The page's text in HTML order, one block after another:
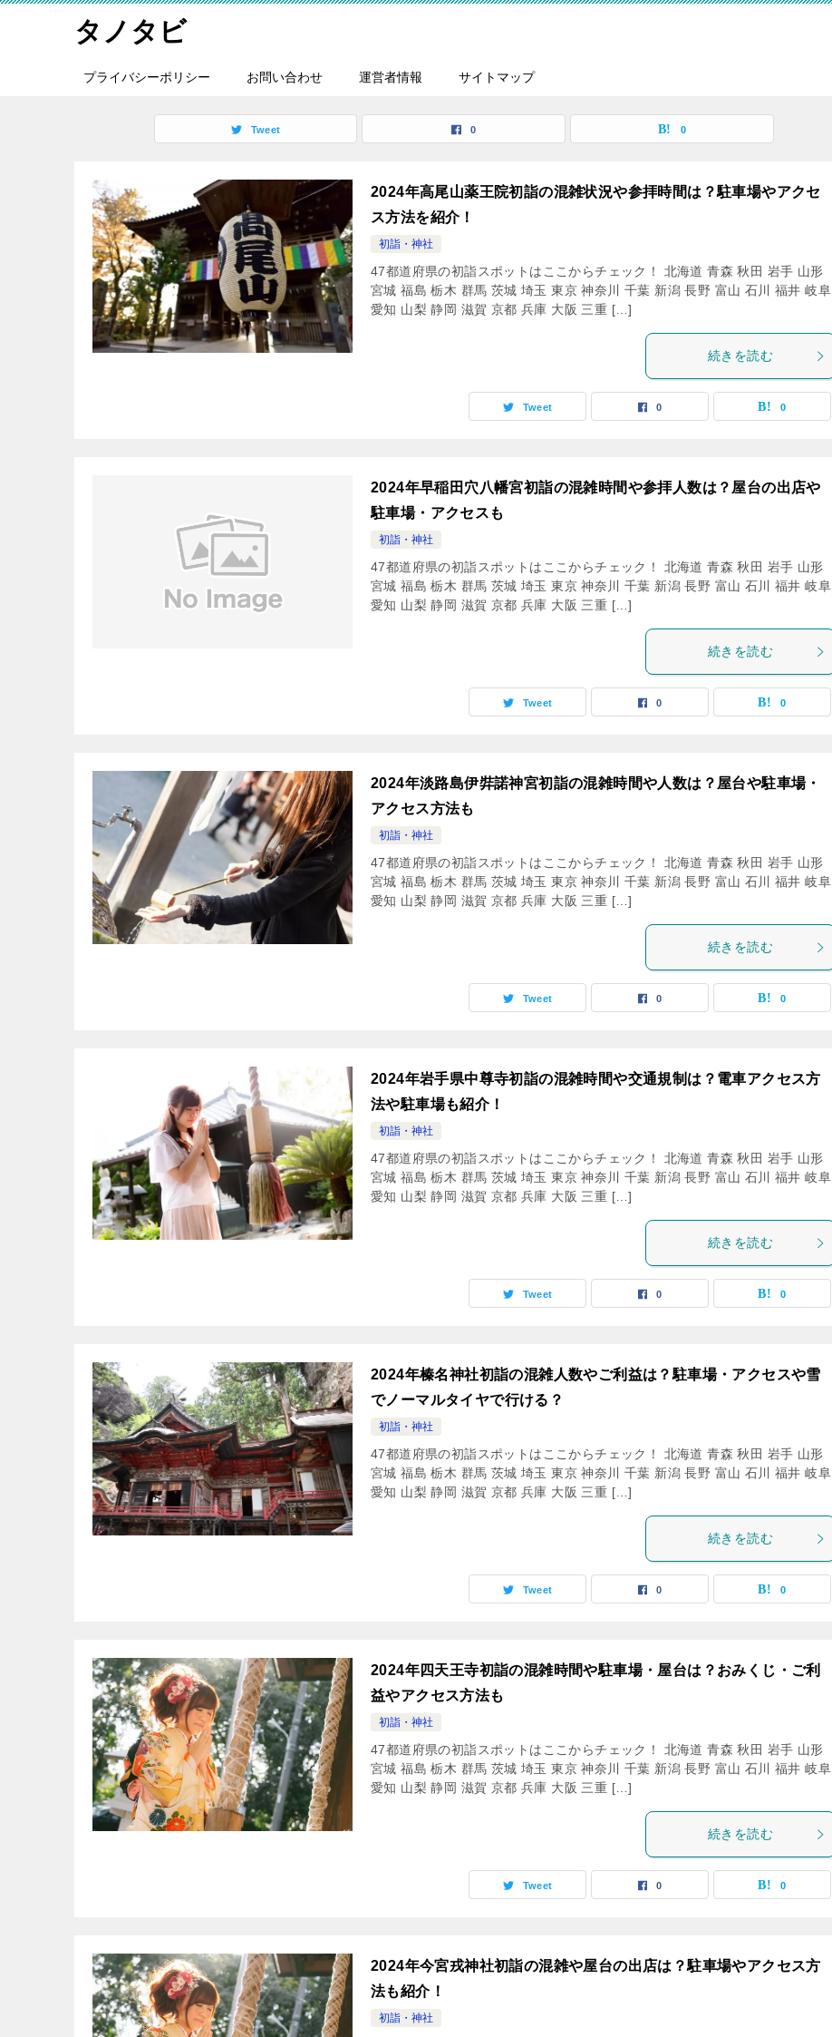
タノタビ
プライバシーポリシー お問い合わせ 運営者情報 サイトマップ
Tweet 0 0
2024年高尾山薬王院初詣の混雑状況や参拝時間は？駐車場やアクセ
ス方法を紹介！
初詣・神社
47都道府県の初詣スポットはここからチェック！ 北海道 青森 秋田 岩手 山形
宮城 福島 栃木 群馬 茨城 埼玉 東京 神奈川 千葉 新潟 長野 富山 石川 福井 岐阜
愛知 山梨 静岡 滋賀 京都 兵庫 大阪 三重 […]
続きを読む
Tweet 0 0
2024年早稲田穴八幡宮初詣の混雑時間や参拝人数は？屋台の出店や
駐車場・アクセスも
初詣・神社
47都道府県の初詣スポットはここからチェック！ 北海道 青森 秋田 岩手 山形
宮城 福島 栃木 群馬 茨城 埼玉 東京 神奈川 千葉 新潟 長野 富山 石川 福井 岐阜
愛知 山梨 静岡 滋賀 京都 兵庫 大阪 三重 […]
続きを読む
Tweet 0 0
2024年淡路島伊弉諾神宮初詣の混雑時間や人数は？屋台や駐車場・
アクセス方法も
初詣・神社
47都道府県の初詣スポットはここからチェック！ 北海道 青森 秋田 岩手 山形
宮城 福島 栃木 群馬 茨城 埼玉 東京 神奈川 千葉 新潟 長野 富山 石川 福井 岐阜
愛知 山梨 静岡 滋賀 京都 兵庫 大阪 三重 […]
続きを読む
Tweet 0 0
2024年岩手県中尊寺初詣の混雑時間や交通規制は？電車アクセス方
法や駐車場も紹介！
初詣・神社
47都道府県の初詣スポットはここからチェック！ 北海道 青森 秋田 岩手 山形
宮城 福島 栃木 群馬 茨城 埼玉 東京 神奈川 千葉 新潟 長野 富山 石川 福井 岐阜
愛知 山梨 静岡 滋賀 京都 兵庫 大阪 三重 […]
続きを読む
Tweet 0 0
2024年榛名神社初詣の混雑人数やご利益は？駐車場・アクセスや雪
でノーマルタイヤで行ける？
初詣・神社
47都道府県の初詣スポットはここからチェック！ 北海道 青森 秋田 岩手 山形
宮城 福島 栃木 群馬 茨城 埼玉 東京 神奈川 千葉 新潟 長野 富山 石川 福井 岐阜
愛知 山梨 静岡 滋賀 京都 兵庫 大阪 三重 […]
続きを読む
Tweet 0 0
2024年四天王寺初詣の混雑時間や駐車場・屋台は？おみくじ・ご利
益やアクセス方法も
初詣・神社
47都道府県の初詣スポットはここからチェック！ 北海道 青森 秋田 岩手 山形
宮城 福島 栃木 群馬 茨城 埼玉 東京 神奈川 千葉 新潟 長野 富山 石川 福井 岐阜
愛知 山梨 静岡 滋賀 京都 兵庫 大阪 三重 […]
続きを読む
Tweet 0 0
2024年今宮戎神社初詣の混雑や屋台の出店は？駐車場やアクセス方
法も紹介！
初詣・神社